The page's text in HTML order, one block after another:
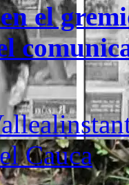
el
Cauca